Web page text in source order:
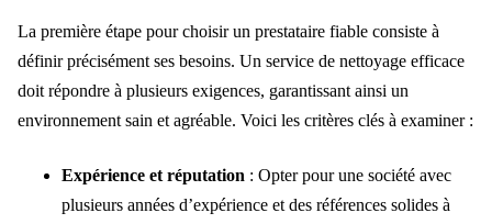
La première étape pour choisir un prestataire fiable consiste à
définir précisément ses besoins. Un service de nettoyage efficace
doit répondre à plusieurs exigences, garantissant ainsi un
environnement sain et agréable. Voici les critères clés à examiner :
Expérience et réputation : Opter pour une société avec
plusieurs années d’expérience et des références solides à